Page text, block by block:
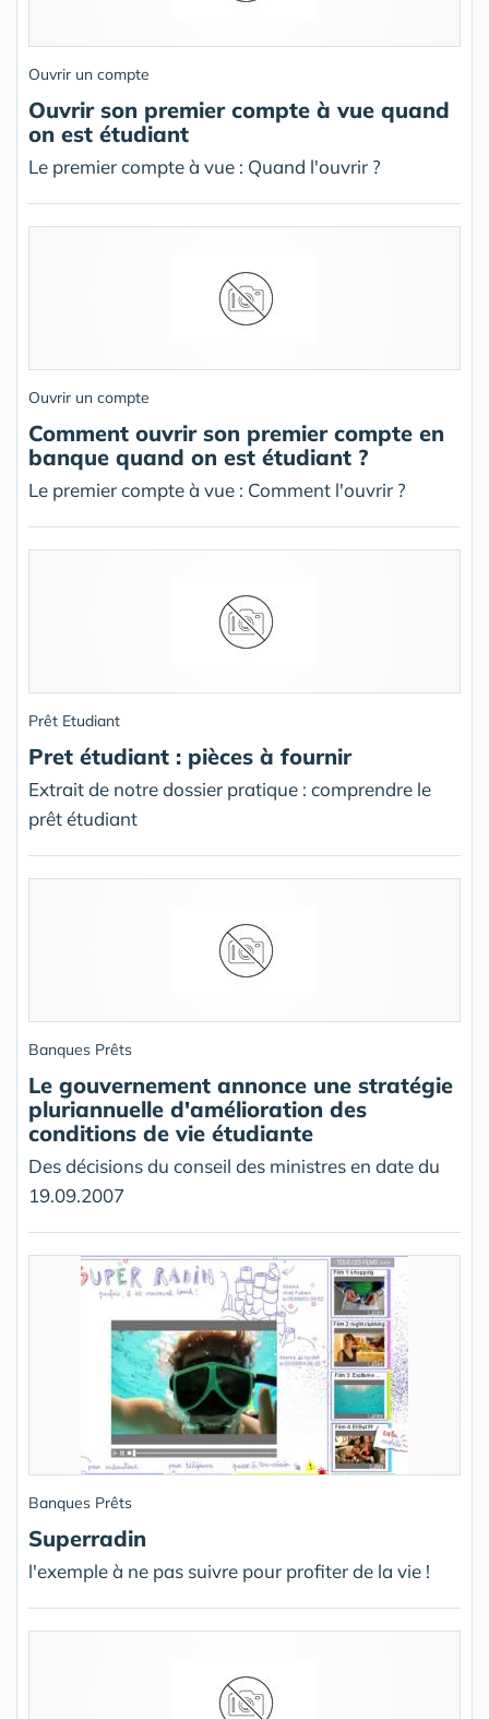
Ouvrir un compte
Ouvrir son premier compte à vue quand
on est étudiant
Le premier compte à vue : Quand l'ouvrir ?
Ouvrir un compte
Comment ouvrir son premier compte en
banque quand on est étudiant ?
Le premier compte à vue : Comment l'ouvrir ?
Prêt Etudiant
Pret étudiant : pièces à fournir
Extrait de notre dossier pratique : comprendre le
prêt étudiant
Banques Prêts
Le gouvernement annonce une stratégie
pluriannuelle d'amélioration des
conditions de vie étudiante
Des décisions du conseil des ministres en date du
19.09.2007
Banques Prêts
Superradin
l'exemple à ne pas suivre pour profiter de la vie !